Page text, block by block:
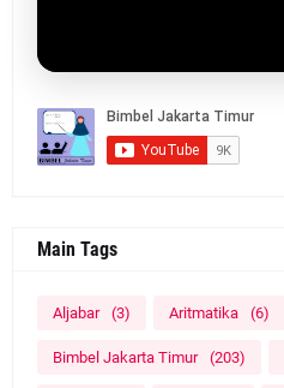
Main Tags
Aljabar (3) Aritmatika (6)
Bimbel Jakarta Timur (203)